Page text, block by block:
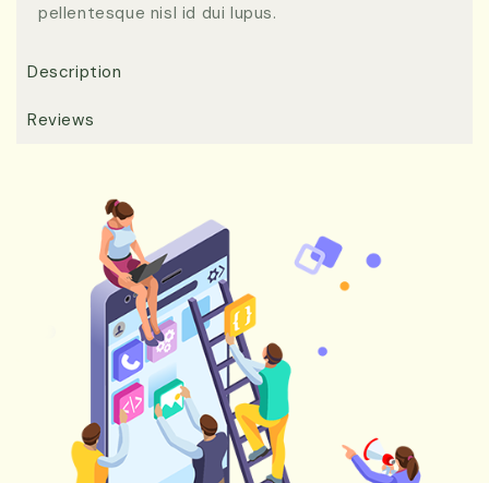
pellentesque nisl id dui lupus.
Description
Reviews